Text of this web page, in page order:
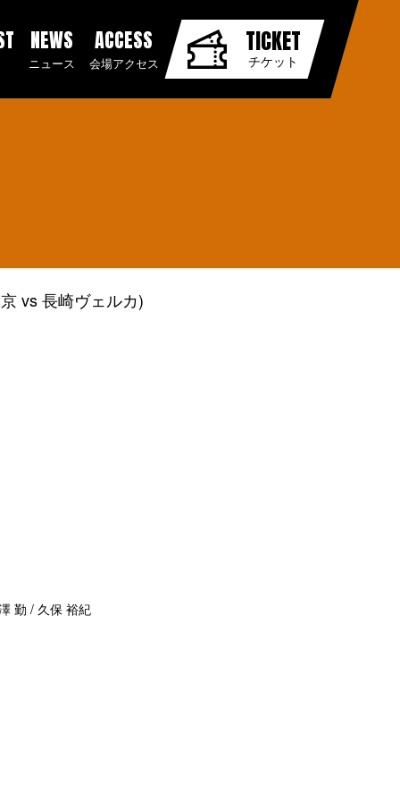
NEWS
ニュース
ACCESS
会場アクセス
TICKET
チケット
vs 長崎ヴェルカ)
勤 / 久保 裕紀